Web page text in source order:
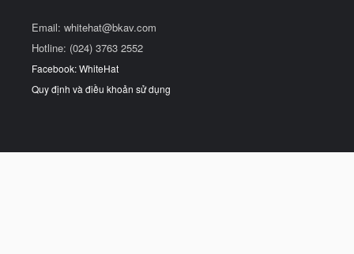
Email: whitehat@bkav.com
Hotline: (024) 3763 2552
Facebook: WhiteHat
Quy định và điều khoản sử dụng